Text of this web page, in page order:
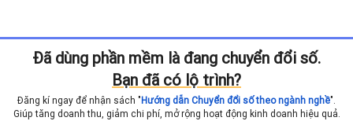
Đã dùng phần mềm là đang chuyển đổi số.
Bạn đã có lộ trình?
Đăng kí ngay để nhận sách "Hướng dẫn Chuyển đổi số theo ngành nghề".
Giúp tăng doanh thu, giảm chi phí, mở rộng hoạt động kinh doanh hiệu quả.